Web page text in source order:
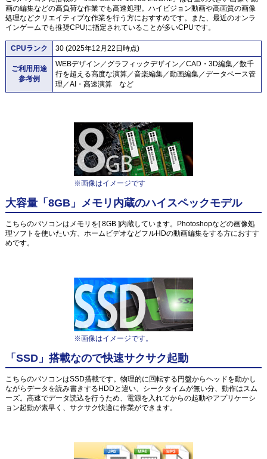
画の編集などの高負荷な作業でも高速処理。ハイビジョン動画や高画質の画像
処理などクリエイティブな作業を行う方におすすめです。また、最近のオンラ
インゲームでも推奨CPUに指定されていることが多いCPUです。
CPUランク 30 (2025年12月22日時点)
ご利用用途
参考例
WEBデザイン／グラフィックデザイン／CAD・3D編集／数千
行を超える高度な演算／音楽編集／動画編集／データベース管
理／AI・高速演算 など
※画像はイメージです
大容量「8GB」メモリ内蔵のハイスペックモデル
こちらのパソコンはメモリを[ 8GB ]内蔵しています。Photoshopなどの画像処
理ソフトを使いたい方、ホームビデオなどフルHDの動画編集をする方におすす
めです。
※画像はイメージです。
「SSD」搭載なので快速サクサク起動
こちらのパソコンはSSD搭載です。物理的に回転する円盤からヘッドを動かし
ながらデータを読み書きするHDDと違い、シークタイムが無い分、動作はスム
ーズ。高速でデータ読込を行うため、電源を入れてからの起動やアプリケーシ
ョン起動が素早く、サクサク快適に作業ができます。